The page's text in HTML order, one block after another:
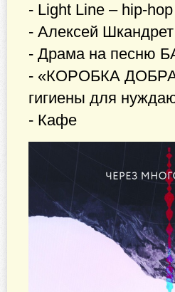
- Light Line – hip-
- Алексей
- Драма на песню
- «КОРОБКА
гигиены для
- Кафе